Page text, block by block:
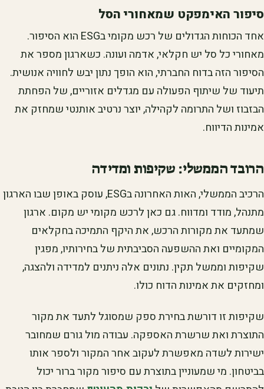
סיפור האימפקט שמאחורי הסל
אחד הכוחות הגדולים של רכש מקומי בESG הוא הסיפור.
מאחורי כל סל יש חקלאי, אדמה ועונה. כשארגון מספר את
הסיפור הזה בדוח החברתי, הוא הופך נתון יבש לחוויה אנושית.
תיעוד של שיתוף הפעולה עם מגדלים אזוריים, של הפחתת
הבזבוז ושל התרומה לקהילה, יוצר נרטיב אותנטי שמחזק את
אמינות הדיווח.
הרובד הממשלי: שקיפות ומדידה
הרכיב הממשלי, האות האחרונה בESG, עוסק באופן שבו הארגון
מתנהל, מודד ומדווח. גם כאן לרכש מקומי יש מקום. ארגון
שמתעד את מקורות הרכש, את היקף התמיכה בחקלאים
המקומיים ואת ההשפעה הסביבתית של בחירותיו, מפגין
שקיפות וממשל תקין. נתונים אלה ניתנים למדידה ולהצגה,
ומחזקים את אמינות הדוח כולו.
שקיפות זו דורשת בחירת ספק שמסוגל לתעד את מקור
התוצרת ואת שרשרת האספקה. עבודה מול גורם שמחובר
ישירות לשדה מאפשרת לעקוב אחר המקור ולספר אותו
בביטחון. מי שמעוניין בתוצרת עם סיפור מקור ברור יכול